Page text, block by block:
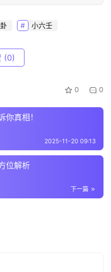
小六壬
(0)
0 0
真相！
2025-11-20 09:13
位解析
下一篇